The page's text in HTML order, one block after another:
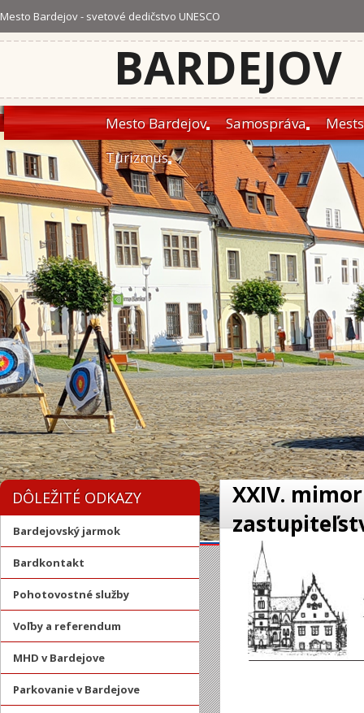
Mesto Bardejov - svetové dedičstvo UNESCO
BARDEJOV
Mesto Bardejov Samospráva
Turizmus
DÔLEŽITÉ ODKAZY
Bardejovský jarmok
Bardkontakt
Pohotovostné služby
Voľby a referendum
MHD v Bardejove
Parkovanie v Bardejove
XXIV.